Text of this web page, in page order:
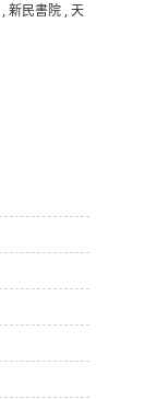
,新民書院 ,天